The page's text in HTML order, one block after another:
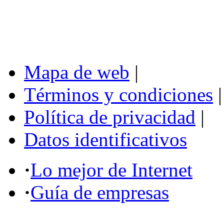
Mapa de web |
Términos y condiciones |
Política de privacidad |
Datos identificativos
·Lo mejor de Internet
·Guía de empresas